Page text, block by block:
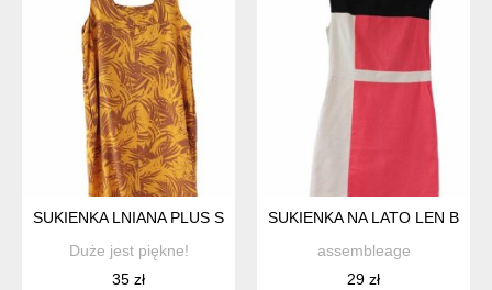
SUKIENKA LNIANA PLUS SIZE LEN WISKOZA 48 DUŻY
Duże jest piękne!
35 zł
SUKIENKA NA LATO LEN
assembleage
29 zł